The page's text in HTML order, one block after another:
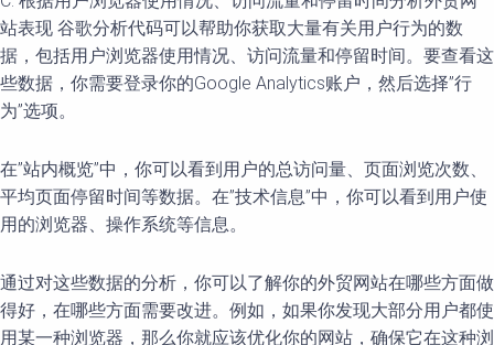
站表现 谷歌分析代码可以帮助你获取大量有关用户行为的数
据，包括用户浏览器使用情况、访问流量和停留时间。要查看这
些数据，你需要登录你的Google Analytics账户，然后选择”行
为”选项。
在”站内概览”中，你可以看到用户的总访问量、页面浏览次数、
平均页面停留时间等数据。在”技术信息”中，你可以看到用户使
用的浏览器、操作系统等信息。
通过对这些数据的分析，你可以了解你的外贸网站在哪些方面做
得好，在哪些方面需要改进。例如，如果你发现大部分用户都使
用某一种浏览器，那么你就应该优化你的网站，确保它在这种浏